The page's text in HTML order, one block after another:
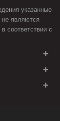
указанные
являются
соответствии с
+
+
+